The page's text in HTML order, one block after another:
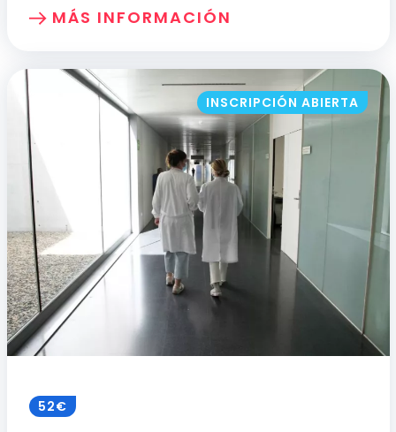
MÁS INFORMACIÓN
SOBRE: APLICACIÓN DE LAS PROM
52€
INSCRIPCIÓN ABIERTA